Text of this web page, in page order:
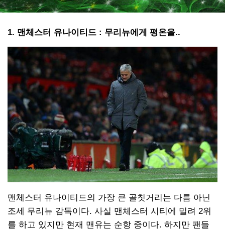
1. 맨체스터 유나이티드 : 무리뉴에게 평온을..
맨체스터 유나이티드의 가장 큰 골칫거리는 다름 아닌
조세 무리뉴 감독이다. 사실 맨체스터 시티에 밀려 2위
를 하고 있지만 현재 맨유는 순항 중이다. 하지만 팬들